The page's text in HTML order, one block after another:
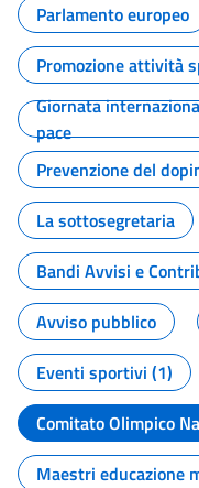
Parlamento europeo
Promozione attività
Giornata
pace
Prevenzione del
La sottosegretaria
Bandi Avvisi e
Avviso pubblico
Eventi sportivi (1)
Comitato Olimpico
Maestri educazione